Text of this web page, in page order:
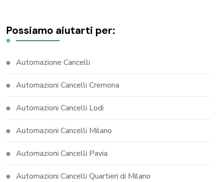
Possiamo aiutarti per:
Automazione Cancelli
Automazioni Cancelli Cremona
Automazioni Cancelli Lodi
Automazioni Cancelli Milano
Automazioni Cancelli Pavia
Automazioni Cancelli Quartieri di Milano